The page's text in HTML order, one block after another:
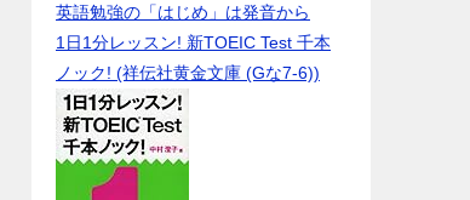
英語勉強の「はじめ」は発音から
1日1分レッスン! 新TOEIC Test 千本
ノック! (祥伝社黄金文庫 (Gな7-6))